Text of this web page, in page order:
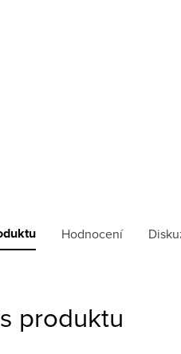
Hodnocení
produktu